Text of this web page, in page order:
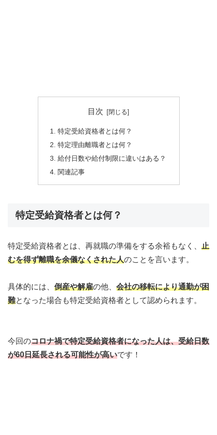
目次
特定受給資格者とは何？
特定理由離職者とは何？
給付日数や給付制限に違いはある？
関連記事
特定受給資格者とは何？
特定受給資格者とは、再就職の準備をする余裕もなく、 止
むを得ず離職を余儀なくされた人のことを言います。
具体的には、 倒産や解雇の他、 会社の移転により通勤が困
難となった場合も特定受給資格者として認められます。
今回のコロナ禍で特定受給資格者になった人は、受給日数
が60日延長される可能性が高いです！